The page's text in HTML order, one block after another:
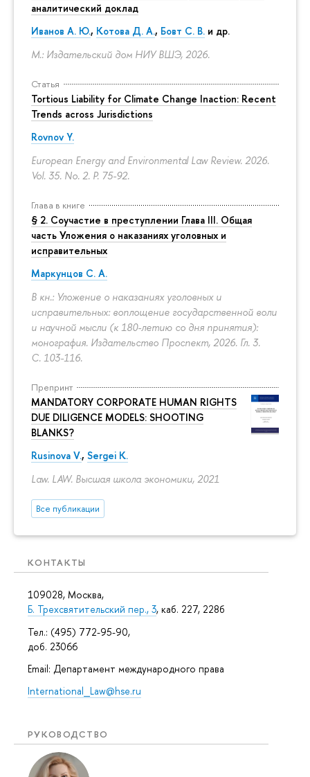
аналитический доклад
Иванов А. Ю., Котова Д. А., Бовт С. В. и др.
М.: Издательский дом НИУ ВШЭ, 2026.
Статья
Tortious Liability for Climate Change Inaction: Recent
Trends across Jurisdictions
Rovnov Y.
European Energy and Environmental Law Review. 2026.
Vol. 35. No. 2. P. 75-92.
Глава в книге
§ 2. Соучастие в преступлении Глава III. Общая
часть Уложения о наказаниях уголовных и
исправительных
Маркунцов С. А.
В кн.: Уложение о наказаниях уголовных и
исправительных: воплощение государственной воли
и научной мысли (к 180-летию со дня принятия):
монография. Издательство Проспект, 2026. Гл. 3.
С. 103-116.
Препринт
MANDATORY CORPORATE HUMAN RIGHTS
DUE DILIGENCE MODELS: SHOOTING
BLANKS?
Rusinova V., Sergei K.
Law. LAW. Высшая школа экономики, 2021
Все публикации
КОНТАКТЫ
109028, Москва,
Б. Трехсвятительский пер., 3, каб. 227, 228б
Тел.: (495) 772-95-90,
доб. 23066
Email: Департамент международного права
International_Law@hse.ru
РУКОВОДСТВО